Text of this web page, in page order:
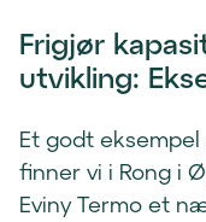
Frigjør
utvikling:
Et godt eksempel
finner vi i Rong i
Eviny Termo et